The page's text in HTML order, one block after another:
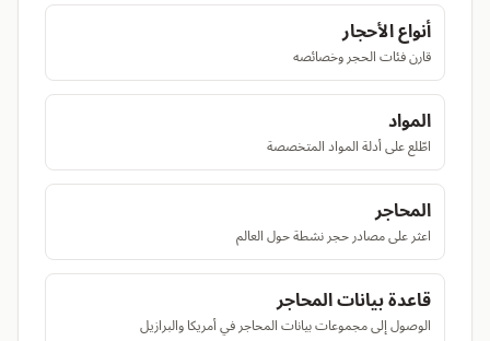
أنواع الأحجار
قارن فئات الحجر وخصائصه
المواد
اطّلع على أدلة المواد المتخصصة
المحاجر
اعثر على مصادر حجر نشطة حول العالم
قاعدة بيانات المحاجر
الوصول إلى مجموعات بيانات المحاجر في أمريكا والبرازيل